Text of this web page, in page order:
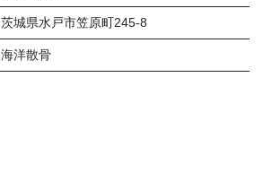
茨城県水戸市笠原町245-8
海洋散骨